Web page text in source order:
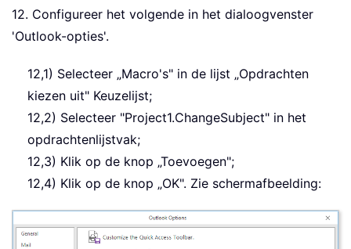
12. Configureer het volgende in het dialoogvenster
'Outlook-opties'.
12,1) Selecteer „Macro's" in de lijst „Opdrachten
kiezen uit" Keuzelijst;
12,2) Selecteer "Project1.ChangeSubject" in het
opdrachtenlijstvak;
12,3) Klik op de knop „Toevoegen";
12,4) Klik op de knop „OK". Zie schermafbeelding: